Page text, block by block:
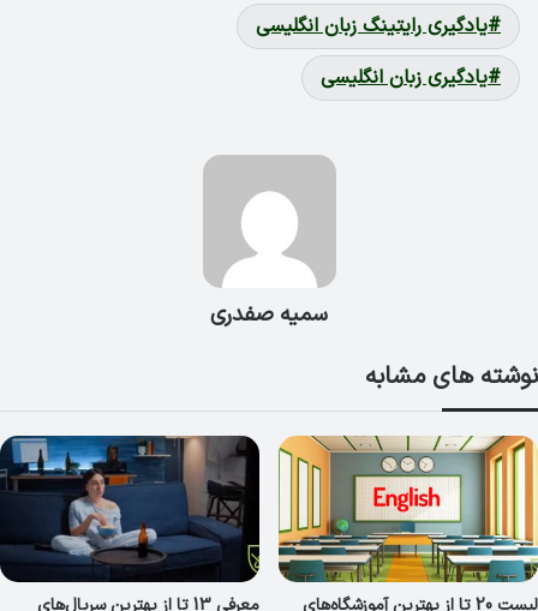
یادگیری رایتینگ زبان انگلیسی
یادگیری زبان انگلیسی
سمیه صفدری
نوشته های مشابه
لیست 20 تا از بهترین آموزشگاه‌های
معرفی 13 تا از بهترین سریال‌های